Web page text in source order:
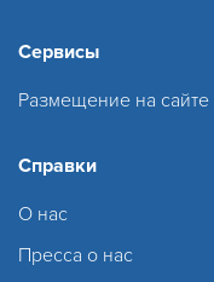
Сервисы
Размещение на сайте
Справки
О нас
Пресса о нас